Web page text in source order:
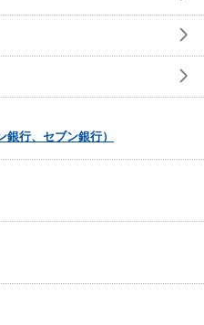
行、セブン銀行）